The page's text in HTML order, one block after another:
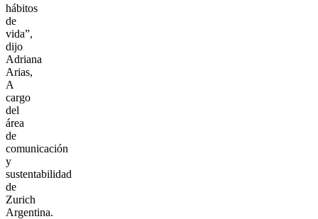
hábitos
de
vida”,
dijo
Adriana
Arias,
A
cargo
del
área
de
comunicación
y
sustentabilidad
de
Zurich
Argentina.